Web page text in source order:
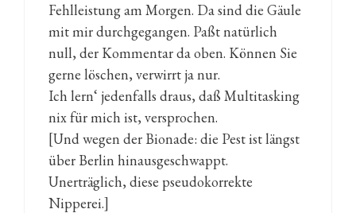
Fehlleistung am Morgen. Da sind die Gäule
mit mir durchgegangen. Paßt natürlich
null, der Kommentar da oben. Können Sie
gerne löschen, verwirrt ja nur.
Ich lern‘ jedenfalls draus, daß Multitasking
nix für mich ist, versprochen.
[Und wegen der Bionade: die Pest ist längst
über Berlin hinausgeschwappt.
Unerträglich, diese pseudokorrekte
Nipperei.]